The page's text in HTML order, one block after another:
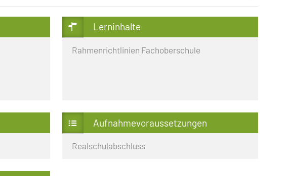
Lerninhalte
Rahmenrichtlinien Fachoberschule
Aufnahmevoraussetzungen
Realschulabschluss